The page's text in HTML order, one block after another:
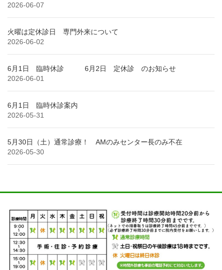
2026-06-07
火曜は定休診日 専門外来について
2026-06-02
6月1日 臨時休診 6月2日 定休診 のお知らせ
2026-06-01
6月1日 臨時休診案内
2026-05-31
5月30日（土）通常診療！ AMのみセンター長のみ不在
2026-05-30